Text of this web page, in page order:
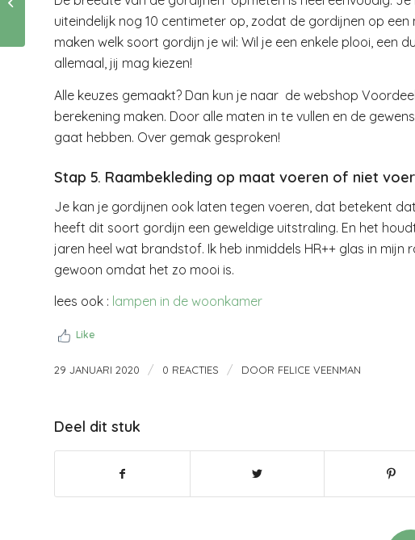
uiteindelijk nog 10 centimeter op, zodat de gordijnen op
maken welk soort gordijn je wil: Wil je een enkele plooi, een
allemaal, jij mag kiezen!
Alle keuzes gemaakt? Dan kun je naar de webshop
berekening maken. Door alle maten in te vullen en de
gaat hebben. Over gemak gesproken!
Stap 5. Raambekleding op maat voeren of niet
Je kan je gordijnen ook laten tegen voeren, dat betekent
heeft dit soort gordijn een geweldige uitstraling. En het
jaren heel wat brandstof. Ik heb inmiddels HR++ glas in
gewoon omdat het zo mooi is.
lees ook : lampen in de woonkamer
Like
29 JANUARI 2020 / 0 REACTIES / DOOR FELICE VEENMAN
Deel dit stuk